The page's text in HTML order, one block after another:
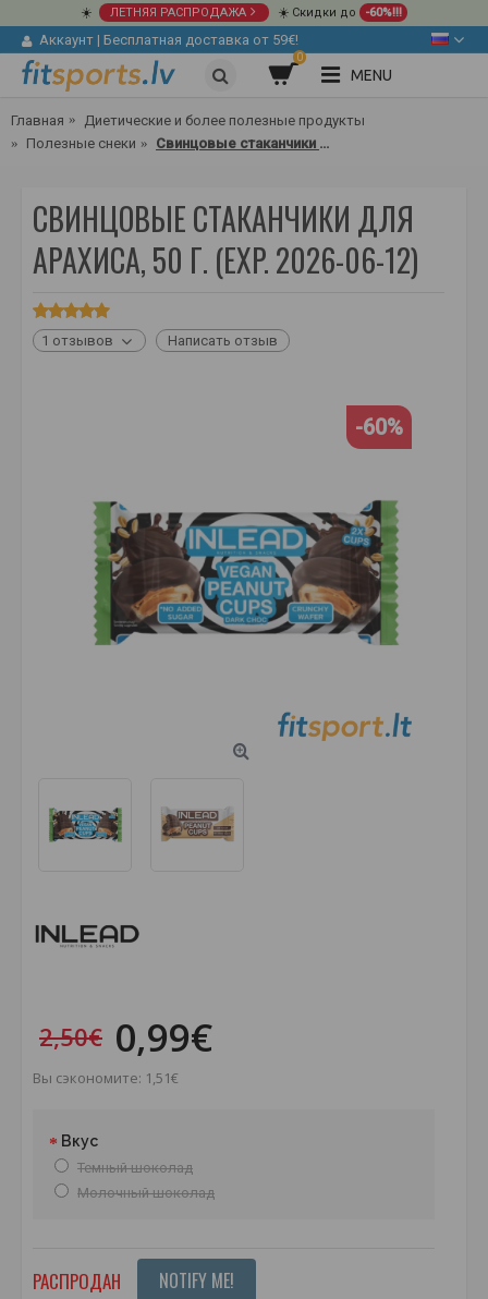
☀️ ЛЕТНЯЯ РАСПРОДАЖА ☀️ Скидки до -60%!!!
Аккаунт | Бесплатная доставка от 59€!
0
MENU
Главная
Диетические и более полезные продукты
Полезные снеки
Свинцовые стаканчики для арахиса, 50 г.
СВИНЦОВЫЕ СТАКАНЧИКИ ДЛЯ
АРАХИСА, 50 Г. (EXP. 2026-06-12)
1 отзывов Написать отзыв
-60%
2,50€ 0,99€
Вы сэкономите: 1,51€
Вкус
Темный шоколад
Молочный шоколад
РАСПРОДАН NOTIFY ME!